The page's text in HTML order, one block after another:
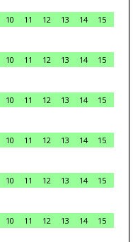
10 11 12 13 14
15
10 11 12 13 14
15
10 11 12 13 14
15
10 11 12 13 14
15
10 11 12 13 14
15
10 11 12 13 14
15